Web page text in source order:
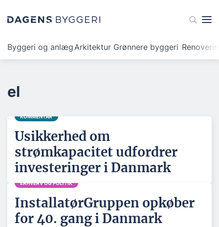
Byggeri og anlægArkitektur Grønnere byggeri
el
KOMMENTAR
Usikkerhed om
strømkapacitet udfordrer
investeringer i Danmark
ERHVERV OG POLITIK
InstallatørGruppen opkøber
for 40. gang i Danmark